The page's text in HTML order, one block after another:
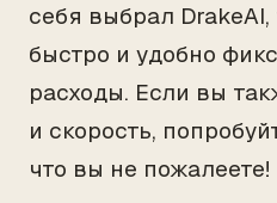
себя выбрал
быстро и удобно
расходы. Если вы
и скорость,
что вы не пожалеете!